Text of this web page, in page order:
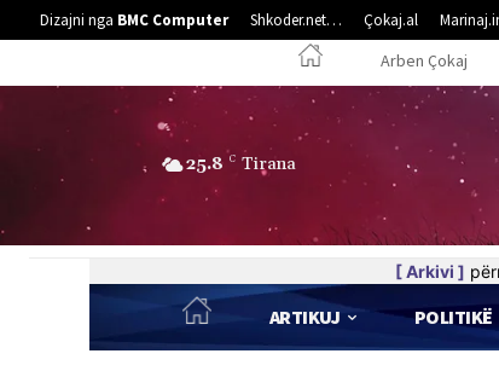
Dizajni nga BMC Computer Shkoder.net… Çokaj.al
Arben Çokaj
25.8 C Tirana
[ Arkivi ]
ARTIKUJ POLITIKË